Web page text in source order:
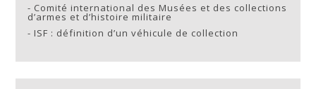
- Comité international des Musées et des collections
d’armes et d’histoire militaire
-ISF : définition d’un véhicule de collection